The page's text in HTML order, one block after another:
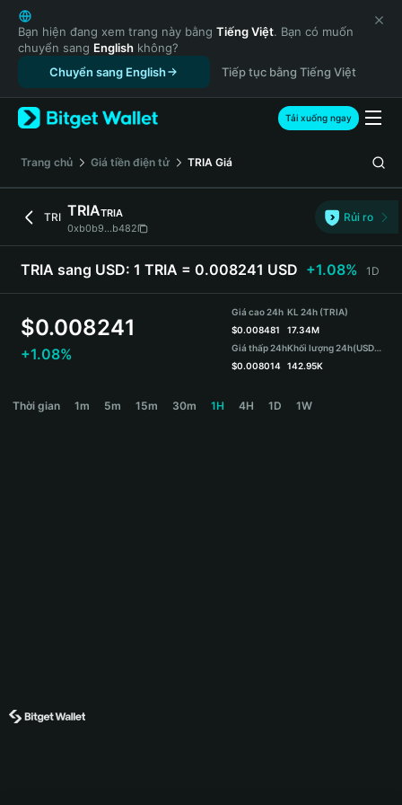
English
日本語
Tiếng Việt
Русский
Español (Latinoamérica)
Türkçe
Français
Deutsch
繁體中文
Português (Portugal)
Bahasa Indonesia
ภาษาไทย
Español
Español (Argentina)
Bạn hiện đang xem trang này bằng Tiếng Việt. Bạn có muốn
chuyển sang English không?
Chuyển sang English
Tiếp tục bằng Tiếng Việt
Tải xuống ngay
‌Trang chủ Giá tiền điện tử TRIA Giá
TRI TRIATRIA
0xb0b9...b482
Rủi ro
TRIA sang USD: 1 TRIA = 0.008241 USD +1.08% 1D
$0.008241
+1.08%
Giá cao 24h
$0.008481
Giá thấp 24h
$0.008014
KL 24h (TRIA)
17.34M
Khối lượng 24h(USDT)
142.95K
Thời gian 1m 5m 15m 30m 1H 4H 1D 1W